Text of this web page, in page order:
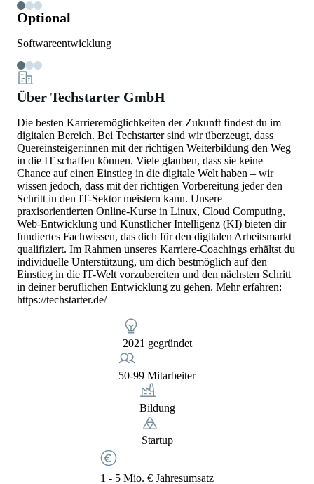
Optional
Softwareentwicklung
Über Techstarter GmbH
Die besten Karrieremöglichkeiten der Zukunft findest du im
digitalen Bereich. Bei Techstarter sind wir überzeugt, dass
Quereinsteiger:innen mit der richtigen Weiterbildung den Weg
in die IT schaffen können. Viele glauben, dass sie keine
Chance auf einen Einstieg in die digitale Welt haben – wir
wissen jedoch, dass mit der richtigen Vorbereitung jeder den
Schritt in den IT-Sektor meistern kann. Unsere
praxisorientierten Online-Kurse in Linux, Cloud Computing,
Web-Entwicklung und Künstlicher Intelligenz (KI) bieten dir
fundiertes Fachwissen, das dich für den digitalen Arbeitsmarkt
qualifiziert. Im Rahmen unseres Karriere-Coachings erhältst du
individuelle Unterstützung, um dich bestmöglich auf den
Einstieg in die IT-Welt vorzubereiten und den nächsten Schritt
in deiner beruflichen Entwicklung zu gehen. Mehr erfahren:
https://techstarter.de/
2021 gegründet
50-99 Mitarbeiter
Bildung
Startup
1 - 5 Mio. € Jahresumsatz